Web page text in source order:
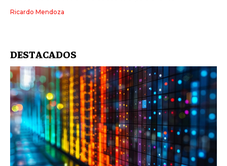
Ricardo Mendoza
DESTACADOS